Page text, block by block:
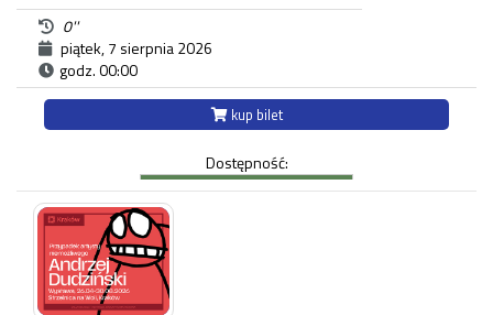
Państwu na zapoznanie się z blisko 500. letnią
historią zespołu pałacowo-parkowego
Willa Decjusza, wzniesiona w 1535 roku pod
Krakowem na Woli Justowskiej jest jednym
z najpiękniejszych i najpełniejszych przykładów
renesansowej rezydencji podmiejskiej. Od XVI do XIX
Decjuszów, którzy byli pierwszymi właścicielami, a
następnie m.in. Lubomirskich, Sanguszków,
hrabiostwa Kuczkowskich czy księstwa
Czartoryskich. Stała wystawa obrazów z Muzeum
Okręgowego w Nowym Sączu oraz mebli z Muzeum
Narodowego w Krakowie nawiązuje do charakteru
wnętrz Willi Decjusza w XIX stuleciu.
0''
piątek, 7 sierpnia 2026
godz. 00:00
kup bilet
Dostępność: